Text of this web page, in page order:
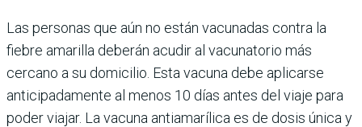
Las personas que aún no están vacunadas contra la
fiebre amarilla deberán acudir al vacunatorio más
cercano a su domicilio. Esta vacuna debe aplicarse
anticipadamente al menos 10 días antes del viaje para
poder viajar. La vacuna antiamarílica es de dosis única y